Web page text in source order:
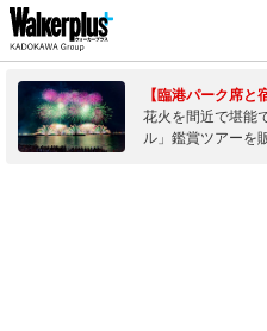
【臨港パーク席と
花火を間近で堪能
ル」鑑賞ツアーを